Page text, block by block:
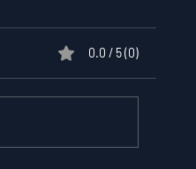
0.0 / 5 (0)